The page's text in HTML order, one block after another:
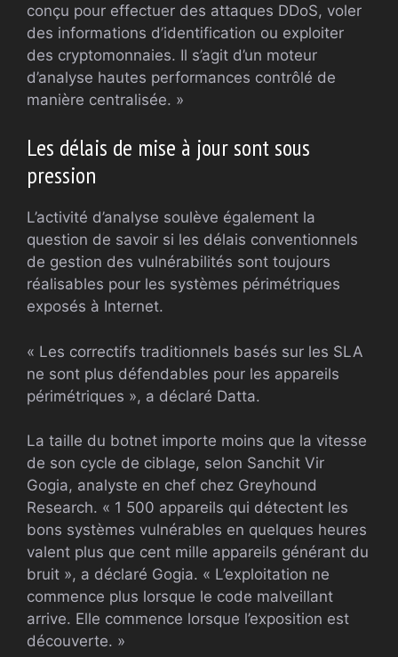
conçu pour effectuer des attaques DDoS, voler
des informations d’identification ou exploiter
des cryptomonnaies. Il s’agit d’un moteur
d’analyse hautes performances contrôlé de
manière centralisée. »
Les délais de mise à jour sont sous
pression
L’activité d’analyse soulève également la
question de savoir si les délais conventionnels
de gestion des vulnérabilités sont toujours
réalisables pour les systèmes périmétriques
exposés à Internet.
« Les correctifs traditionnels basés sur les SLA
ne sont plus défendables pour les appareils
périmétriques », a déclaré Datta.
La taille du botnet importe moins que la vitesse
de son cycle de ciblage, selon Sanchit Vir
Gogia, analyste en chef chez Greyhound
Research. « 1 500 appareils qui détectent les
bons systèmes vulnérables en quelques heures
valent plus que cent mille appareils générant du
bruit », a déclaré Gogia. « L’exploitation ne
commence plus lorsque le code malveillant
arrive. Elle commence lorsque l’exposition est
découverte. »